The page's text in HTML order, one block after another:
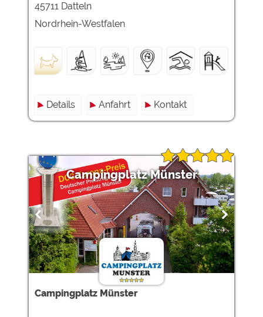
45711 Datteln
Nordrhein-Westfalen
Details Anfahrt Kontakt
Campingplatz Münster
Campingplatz Münster